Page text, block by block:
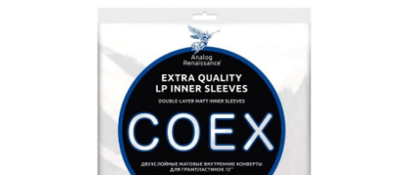
ВКонтакте
Одноклассники